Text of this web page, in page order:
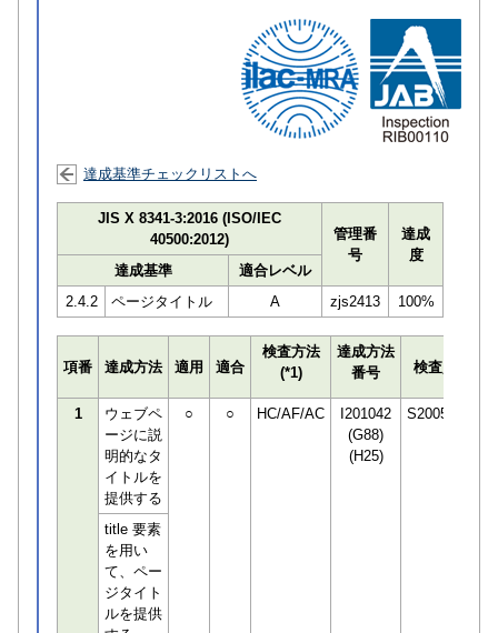
達成基準チェックリストへ
JIS X 8341-3:2016 (ISO/IEC
40500:2012)
管理番
号
達成
度
達成基準
適合レベル
2.4.2
ページタイトル A zjs2413 100%
項番 達成方法 適用 適合
検査方法
(*1)
達成方法
番号
検査員
1
ウェブペ
ージに説
明的なタ
イトルを
提供する
○ ○ HC/AF/AC
I201042
(G88)
(H25)
S200589
title 要素
を用い
て、ペー
ジタイト
ルを提供